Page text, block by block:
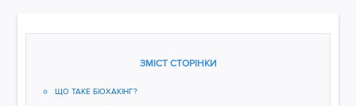
ЗМІСТ СТОРІНКИ
ЩО ТАКЕ БІОХАКІНГ?